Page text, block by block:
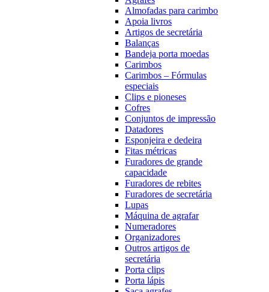
Almofadas para carimbo
Apoia livros
Artigos de secretária
Balanças
Bandeja porta moedas
Carimbos
Carimbos – Fórmulas
especiais
Clips e pioneses
Cofres
Conjuntos de impressão
Datadores
Esponjeira e dedeira
Fitas métricas
Furadores de grande
capacidade
Furadores de rebites
Furadores de secretária
Lupas
Máquina de agrafar
Numeradores
Organizadores
Outros artigos de
secretária
Porta clips
Porta lápis